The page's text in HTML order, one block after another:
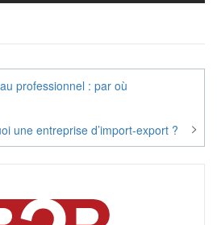
professionnel : par où
une entreprise d’import-export ?